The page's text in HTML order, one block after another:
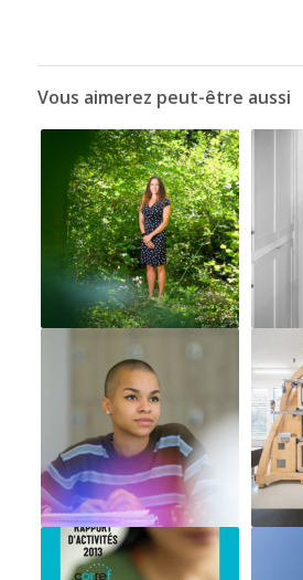
Vous aimerez peut-être aussi